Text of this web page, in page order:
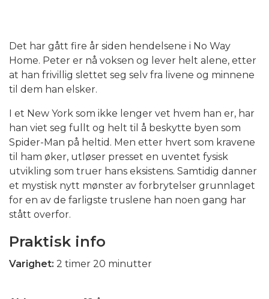
Det har gått fire år siden hendelsene i No Way
Home. Peter er nå voksen og lever helt alene, etter
at han frivillig slettet seg selv fra livene og minnene
til dem han elsker.
I et New York som ikke lenger vet hvem han er, har
han viet seg fullt og helt til å beskytte byen som
Spider-Man på heltid. Men etter hvert som kravene
til ham øker, utløser presset en uventet fysisk
utvikling som truer hans eksistens. Samtidig danner
et mystisk nytt mønster av forbrytelser grunnlaget
for en av de farligste truslene han noen gang har
stått overfor.
Praktisk info
Varighet: 2 timer 20 minutter